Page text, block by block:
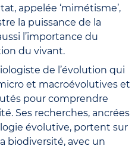
appelée ‘mimétisme’,
la puissance de la
l’importance du
du vivant.
de l’évolution qui
et macroévolutives et
pour comprendre
Ses recherches, ancrées
évolutive, portent sur
biodiversité, avec un